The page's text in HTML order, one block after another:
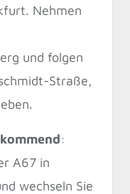
Nehmen
und folgen
Straße,
:
A67 in
wechseln Sie